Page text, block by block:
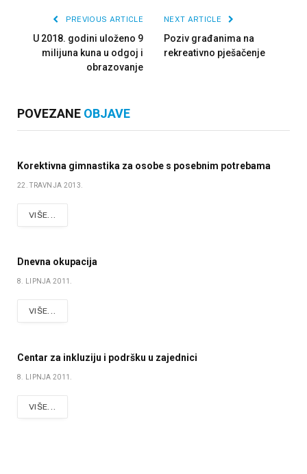
PREVIOUS ARTICLE
U 2018. godini uloženo 9
milijuna kuna u odgoj i
obrazovanje
NEXT ARTICLE
Poziv građanima na
rekreativno pješačenje
POVEZANE OBJAVE
Korektivna gimnastika za osobe s posebnim potrebama
22. TRAVNJA 2013.
VIŠE...
Dnevna okupacija
8. LIPNJA 2011.
VIŠE...
Centar za inkluziju i podršku u zajednici
8. LIPNJA 2011.
VIŠE...